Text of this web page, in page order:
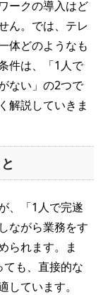
ークの導入はど
ん。では、テレ
体どのようなも
件は、「1人で
ない」の2つで
解説していきま
、「1人で完遂
ながら業務をす
られます。ま
も、直接的な
ています。